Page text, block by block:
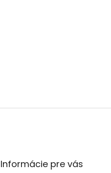
Informácie pre vás